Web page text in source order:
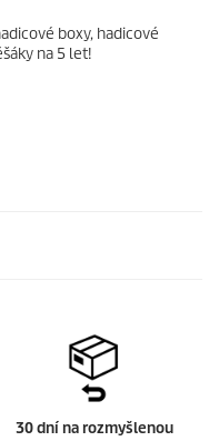
boxy, hadicové
na 5 let!
30 dní na rozmyšlenou